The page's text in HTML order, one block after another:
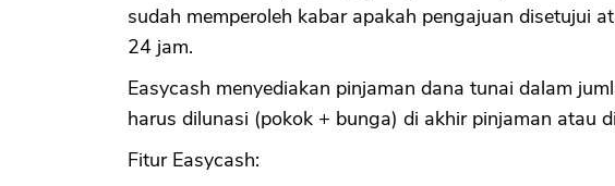
sudah memperoleh kabar apakah pengajuan disetujui
24 jam.
Easycash menyediakan pinjaman dana tunai dalam
harus dilunasi (pokok + bunga) di akhir pinjaman atau
Fitur Easycash: